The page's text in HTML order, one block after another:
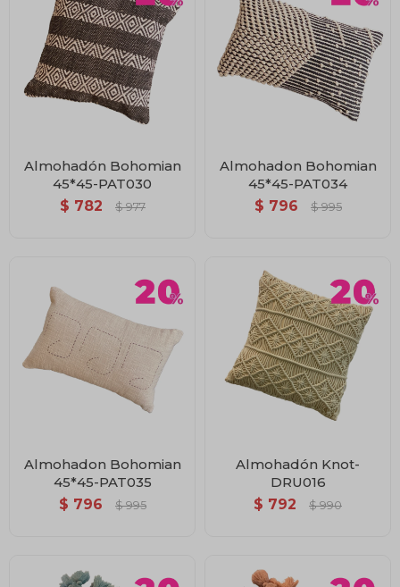
Almohadón Bohomian
45*45-PAT030
$ 782 $ 977
Almohadon Bohomian
45*45-PAT034
$ 796 $ 995
Almohadon Bohomian
45*45-PAT035
$ 796 $ 995
Almohadón Knot-
DRU016
$ 792 $ 990